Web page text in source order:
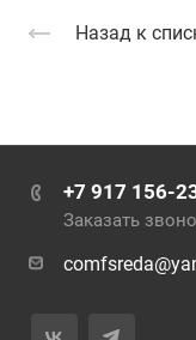
Назад к
+7 917 156-
Заказать